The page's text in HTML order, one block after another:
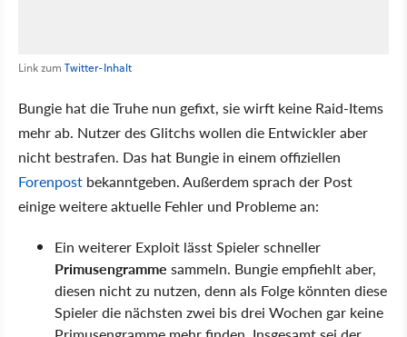
Link zum Twitter-Inhalt
Bungie hat die Truhe nun gefixt, sie wirft keine Raid-Items
mehr ab. Nutzer des Glitchs wollen die Entwickler aber
nicht bestrafen. Das hat Bungie in einem offiziellen
Forenpost bekanntgeben. Außerdem sprach der Post
einige weitere aktuelle Fehler und Probleme an:
Ein weiterer Exploit lässt Spieler schneller
Primusengramme sammeln. Bungie empfiehlt aber,
diesen nicht zu nutzen, denn als Folge könnten diese
Spieler die nächsten zwei bis drei Wochen gar keine